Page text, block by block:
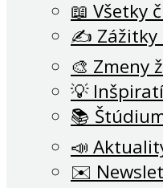
📖 Všetky
✍️ Zážitky
🎨 Zmeny
💡
📚
📣
✉️